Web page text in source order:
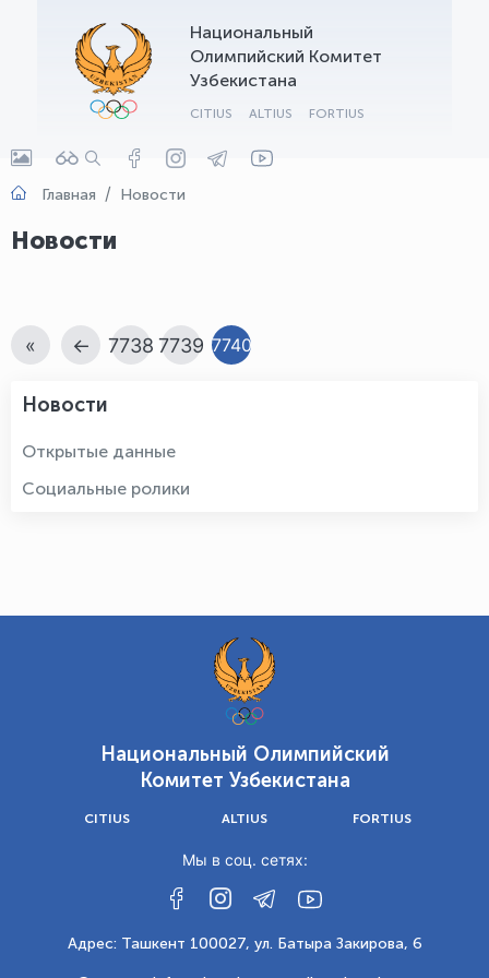
Национальный
Олимпийский Комитет
Узбекистана
CITIUS ALTIUS FORTIUS
Главная Новости
Новости
« ← 7738 7739 7740
Новости
Открытые данные
Социальные ролики
Национальный Олимпийский
Комитет Узбекистана
CITIUS ALTIUS FORTIUS
Мы в соц. сетях:
Адрес: Ташкент 100027, ул. Батыра Закирова, 6
OLYMPCHIK AI - yordamchi
Онлайн · olympic.uz